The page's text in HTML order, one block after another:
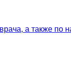
а также по